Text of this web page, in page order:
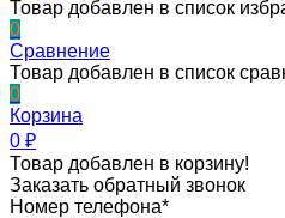
Товар добавлен в список
0
Сравнение
Товар добавлен в список
0
Корзина
0 ₽
Товар добавлен в корзину!
Заказать обратный звонок
Номер телефона*